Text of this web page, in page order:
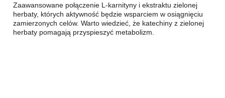
Zaawansowane połączenie L-karnityny i ekstraktu zielonej
herbaty, których aktywność będzie wsparciem w osiągnięciu
zamierzonych celów. Warto wiedzieć, że katechiny z zielonej
herbaty pomagają przyspieszyć metabolizm.